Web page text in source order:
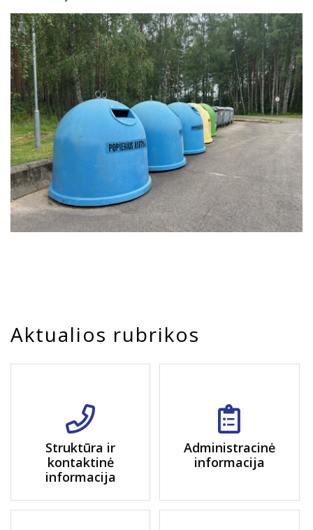
Aktualios rubrikos
Struktūra ir
kontaktinė
informacija
Administracinė
informacija